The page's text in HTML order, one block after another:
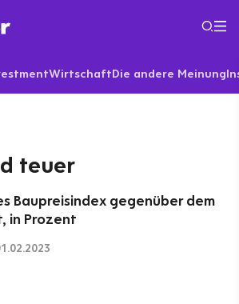
WirtschaftDie andere Meinung
teuer
Baupreisindex gegenüber dem
in Prozent